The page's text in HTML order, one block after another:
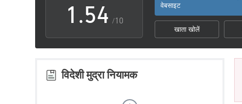
1
2
3
.5
6
7
4
5
6
/10
वेबसाइट
खाता खोलें
विदेशी मुद्रा नियामक